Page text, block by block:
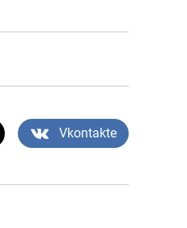
Vkontakte